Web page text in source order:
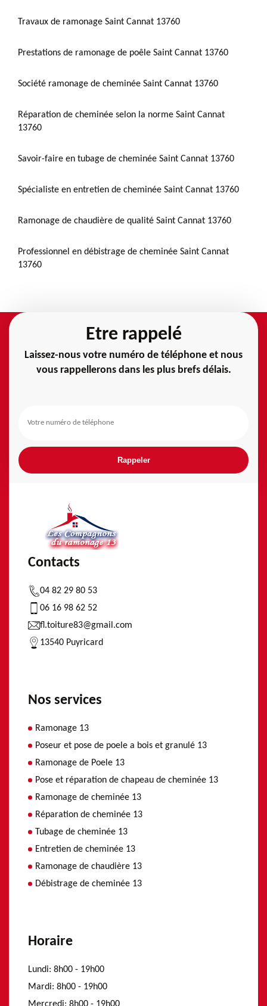
Travaux de ramonage Saint Cannat 13760
Prestations de ramonage de poêle Saint Cannat 13760
Société ramonage de cheminée Saint Cannat 13760
Réparation de cheminée selon la norme Saint Cannat
13760
Savoir-faire en tubage de cheminée Saint Cannat 13760
Spécialiste en entretien de cheminée Saint Cannat 13760
Ramonage de chaudière de qualité Saint Cannat 13760
Professionnel en débistrage de cheminée Saint Cannat
13760
Etre rappelé
Laissez-nous votre numéro de téléphone et nous
vous rappellerons dans les plus brefs délais.
Contacts
04 82 29 80 53
06 16 98 62 52
fl.toiture83@gmail.com
13540 Puyricard
Nos services
Ramonage 13
Poseur et pose de poele a bois et granulé 13
Ramonage de Poele 13
Pose et réparation de chapeau de cheminée 13
Ramonage de cheminée 13
Réparation de cheminée 13
Tubage de cheminée 13
Entretien de cheminée 13
Ramonage de chaudière 13
Débistrage de cheminée 13
Horaire
Lundi: 8h00 - 19h00
Mardi: 8h00 - 19h00
Mercredi: 8h00 - 19h00